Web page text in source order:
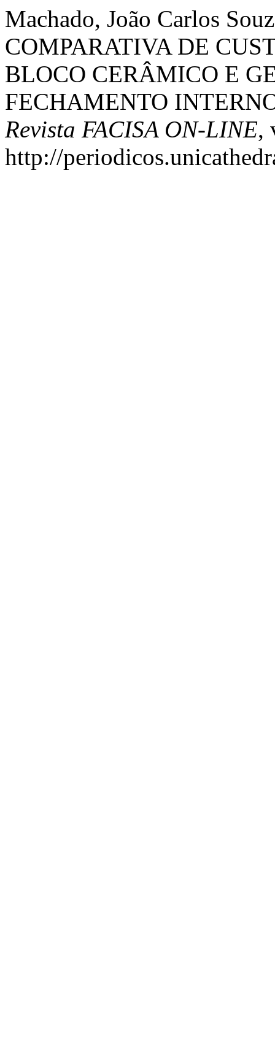
Machado, João Carlos
COMPARATIVA DE
BLOCO CERÂMICO E
FECHAMENTO
Revista FACISA ON-LINE,
http://